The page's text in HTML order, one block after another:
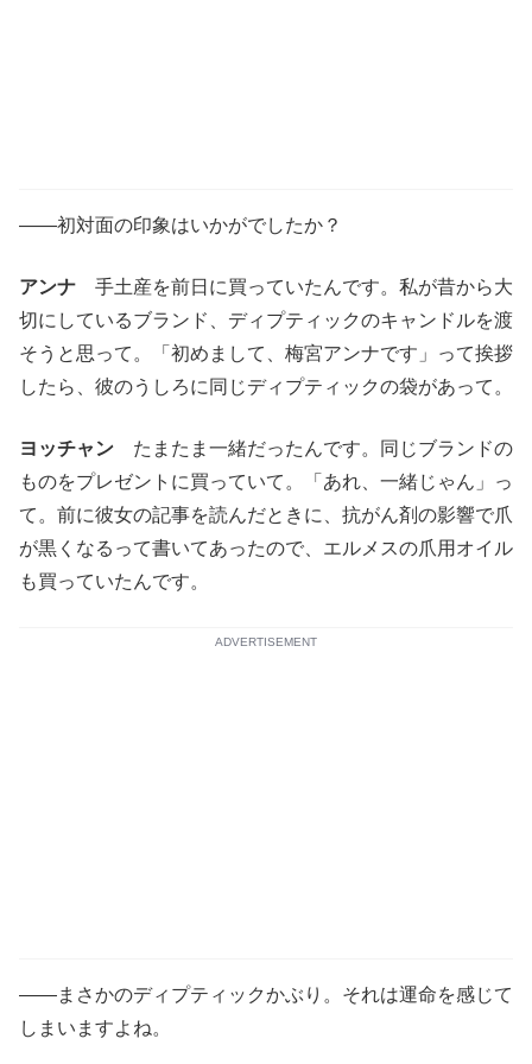
――初対面の印象はいかがでしたか？
アンナ 手土産を前日に買っていたんです。私が昔から大
切にしているブランド、ディプティックのキャンドルを渡
そうと思って。「初めまして、梅宮アンナです」って挨拶
したら、彼のうしろに同じディプティックの袋があって。
ヨッチャン たまたま一緒だったんです。同じブランドの
ものをプレゼントに買っていて。「あれ、一緒じゃん」っ
て。前に彼女の記事を読んだときに、抗がん剤の影響で爪
が黒くなるって書いてあったので、エルメスの爪用オイル
も買っていたんです。
ADVERTISEMENT
――まさかのディプティックかぶり。それは運命を感じて
しまいますよね。